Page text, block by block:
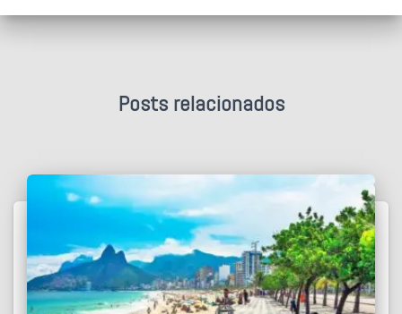
Posts relacionados